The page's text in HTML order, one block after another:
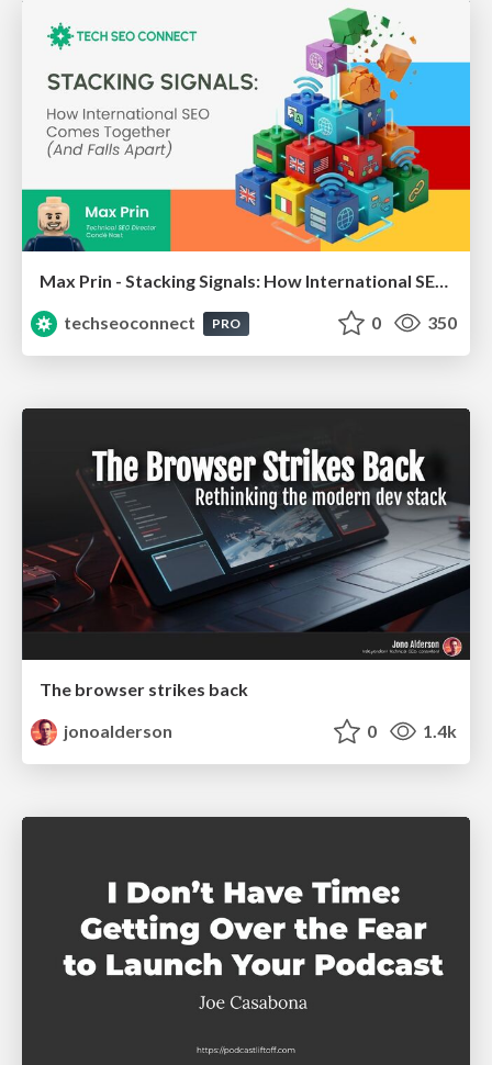
Max Prin - Stacking Signals: How International SEO Comes Together (And Falls Apart)
techseoconnect
PRO 0 350
The browser strikes back
jonoalderson
0 1.4k